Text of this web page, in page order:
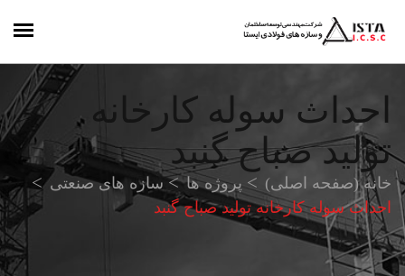
احداث سوله کارخانه
تولید صباح گنبد
خانه (صفحه اصلی) پروژه ها
سازه های صنعتی
احداث سوله کارخانه تولید صباح گنبد